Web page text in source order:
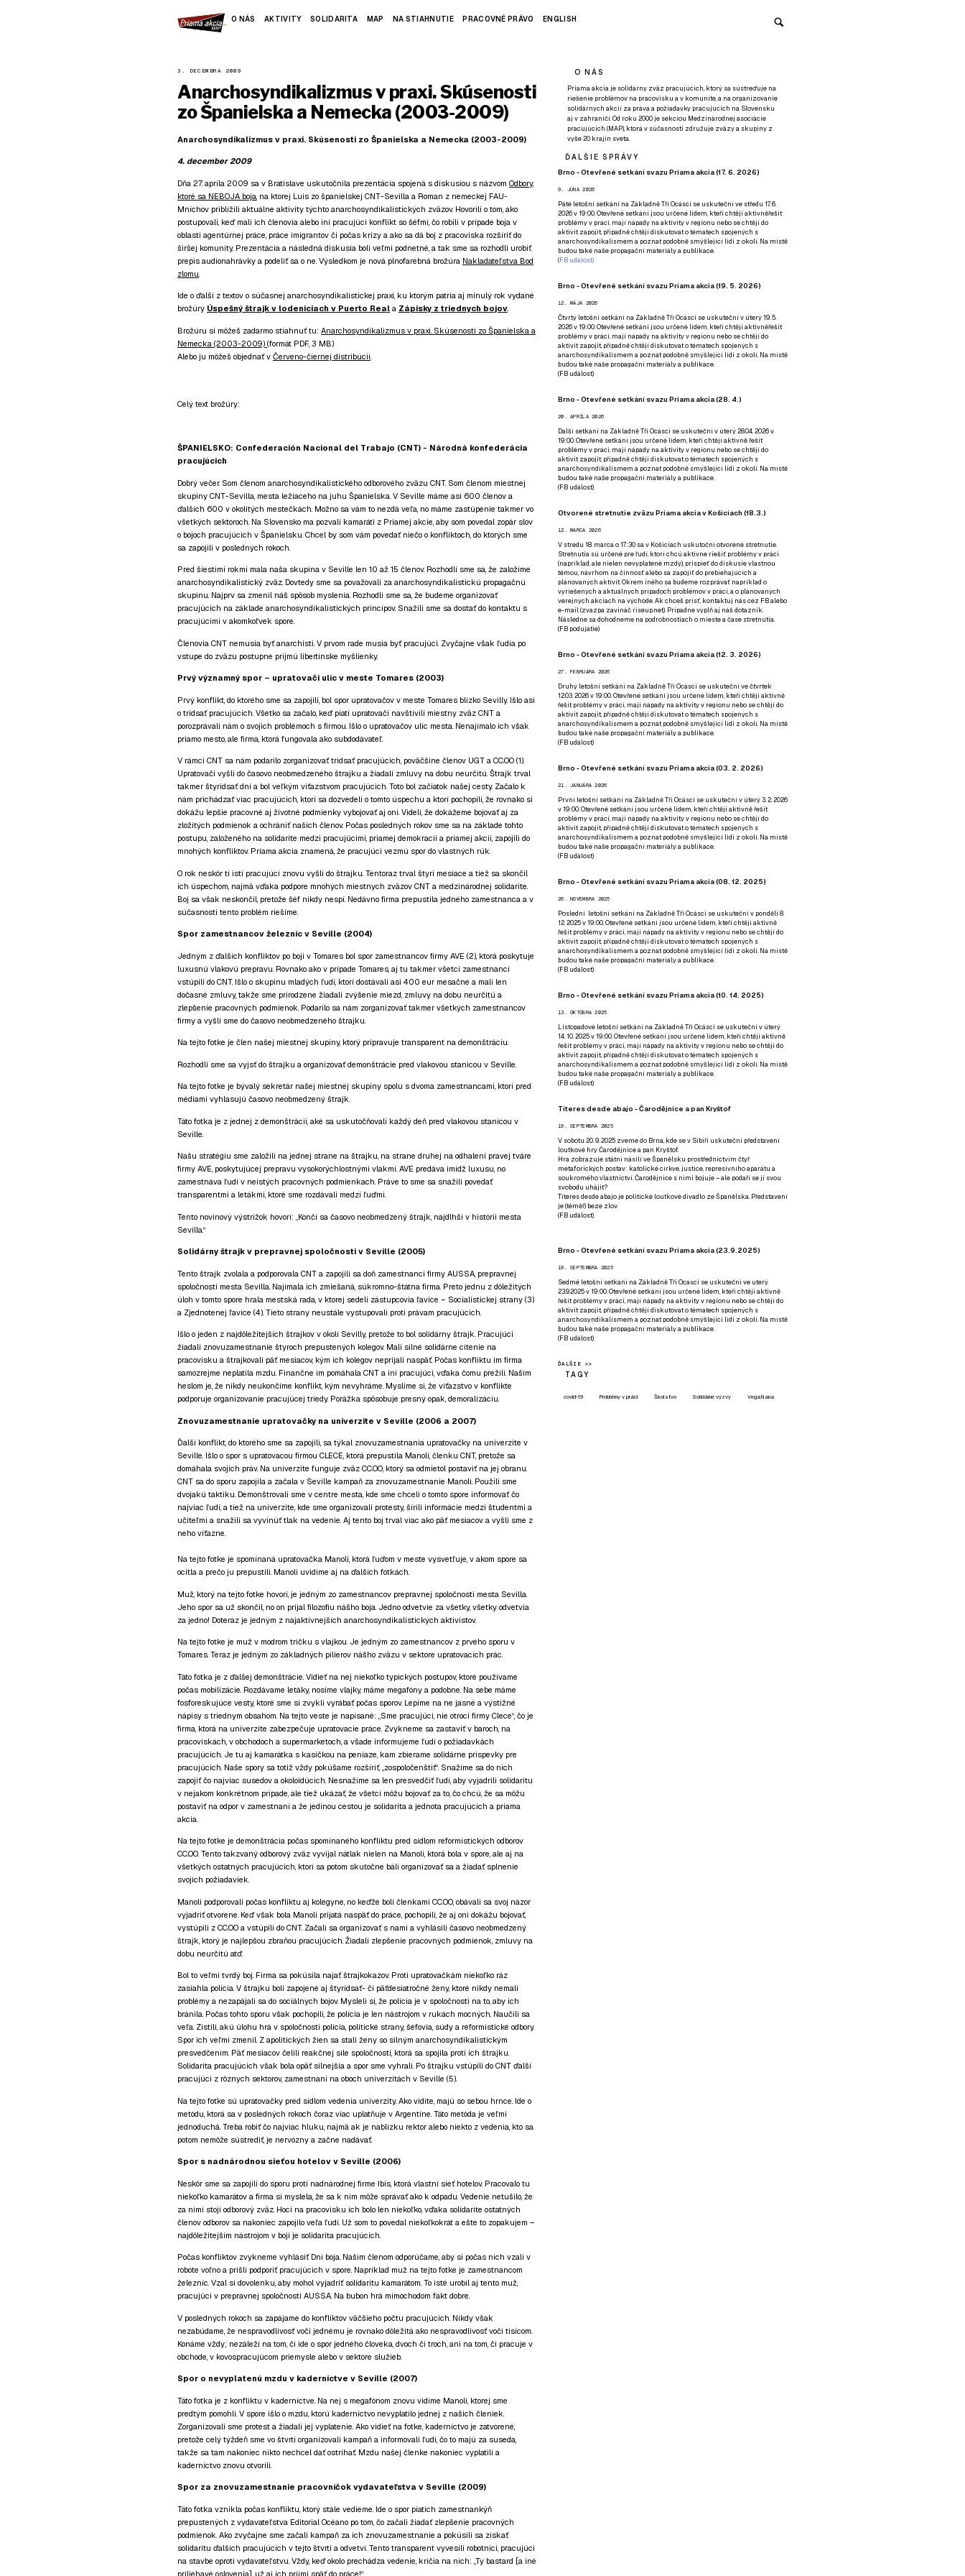
O NÁS AKTIVITY SOLIDARITA MAP NA STIAHNUTIE PRACOVNÉ PRÁVO ENGLISH
3. DECEMBRA 2009
Anarchosyndikalizmus v praxi. Skúsenosti
zo Španielska a Nemecka (2003-2009)
Anarchosyndikalizmus v praxi. Skúsenosti zo Španielska a Nemecka (2003-2009)
4. december 2009
Dňa 27. apríla 2009 sa v Bratislave uskutočnila prezentácia spojená s diskusiou s názvom Odbory,
ktoré sa NEBOJA boja , na ktorej Luis zo španielskej CNT-Sevilla a Roman z nemeckej FAU-
Mníchov priblížili aktuálne aktivity týchto anarchosyndikalistických zväzov. Hovorili o tom, ako
postupovali, keď mali ich členovia alebo iní pracujúci konflikt so šéfmi, čo robili v prípade boja v
oblasti agentúrnej práce, práce imigrantov či počas krízy a ako sa dá boj z pracoviska rozšíriť do
širšej komunity. Prezentácia a následná diskusia boli veľmi podnetné, a tak sme sa rozhodli urobiť
prepis audionahrávky a podeliť sa o ne. Výsledkom je nová plnofarebná brožúra Nakladateľstva Bod
zlomu
Ide o ďalší z textov o súčasnej anarchosyndikalistickej praxi, ku ktorým patria aj minulý rok vydané
brožúry Úspešný štrajk v lodeniciach v Puerto Real a Zápisky z triednych bojov.
Brožúru si môžeš zadarmo stiahnuť tu: Anarchosyndikalizmus v praxi. Skúsenosti zo Španielska a
Nemecka (2003-2009) (formát PDF, 3 MB)
Alebo ju môžeš objednať v Červeno-čiernej distribúcii
Celý text brožúry:
ŠPANIELSKO: Confederación Nacional del Trabajo (CNT) - Národná konfederácia
pracujúcich
Dobrý večer. Som členom anarchosyndikalistického odborového zväzu CNT. Som členom miestnej
skupiny CNT-Sevilla, mesta ležiaceho na juhu Španielska. V Seville máme asi 600 členov a
ďalších 600 v okolitých mestečkách. Možno sa vám to nezdá veľa, no máme zastúpenie takmer vo
všetkých sektoroch. Na Slovensko ma pozvali kamaráti z Priamej akcie, aby som povedal zopár slov
o bojoch pracujúcich v Španielsku. Chcel by som vám povedať niečo o konfliktoch, do ktorých sme
sa zapojili v posledných rokoch.
Pred šiestimi rokmi mala naša skupina v Seville len 10 až 15 členov. Rozhodli sme sa, že založíme
anarchosyndikalistický zväz. Dovtedy sme sa považovali za anarchosyndikalistickú propagačnú
skupinu. Najprv sa zmenil náš spôsob myslenia. Rozhodli sme sa, že budeme organizovať
pracujúcich na základe anarchosyndikalistických princípov. Snažili sme sa dostať do kontaktu s
pracujúcimi v akomkoľvek spore.
Členovia CNT nemusia byť anarchisti. V prvom rade musia byť pracujúci. Zvyčajne však ľudia po
vstupe do zväzu postupne prijmú libertínske myšlienky.
Prvý významný spor – upratovači ulíc v meste Tomares (2003)
Prvý konflikt, do ktorého sme sa zapojili, bol spor upratovačov v meste Tomares blízko Sevilly. Išlo asi
o tridsať pracujúcich. Všetko sa začalo, keď piati upratovači navštívili miestny zväz CNT a
porozprávali nám o svojich problémoch s firmou. Išlo o upratovačov ulíc mesta. Nenajímalo ich však
priamo mesto, ale firma, ktorá fungovala ako subdodávateľ.
V rámci CNT sa nám podarilo zorganizovať tridsať pracujúcich, poväčšine členov UGT a CC.OO (1).
Upratovači vyšli do časovo neobmedzeného štrajku a žiadali zmluvy na dobu neurčitú. Štrajk trval
takmer štyridsať dní a bol veľkým víťazstvom pracujúcich. Toto bol začiatok našej cesty. Začalo k
nám prichádzať viac pracujúcich, ktorí sa dozvedeli o tomto úspechu a ktorí pochopili, že rovnako si
dokážu lepšie pracovné aj životné podmienky vybojovať aj oni. Videli, že dokážeme bojovať aj za
zložitých podmienok a ochrániť našich členov. Počas posledných rokov sme sa na základe tohto
postupu, založeného na solidarite medzi pracujúcimi, priamej demokracii a priamej akcii, zapojili do
mnohých konfliktov. Priama akcia znamená, že pracujúci vezmú spor do vlastných rúk.
O rok neskôr tí istí pracujúci znovu vyšli do štrajku. Tentoraz trval štyri mesiace a tiež sa skončil
ich úspechom, najmä vďaka podpore mnohých miestnych zväzov CNT a medzinárodnej solidarite.
Boj sa však neskončil, pretože šéf nikdy nespí. Nedávno firma prepustila jedného zamestnanca a v
súčasnosti tento problém riešime.
Spor zamestnancov železníc v Seville (2004)
Jedným z ďalších konfliktov po boji v Tomares bol spor zamestnancov firmy AVE (2), ktorá poskytuje
luxusnú vlakovú prepravu. Rovnako ako v prípade Tomares, aj tu takmer všetci zamestnanci
vstúpili do CNT. Išlo o skupinu mladých ľudí, ktorí dostávali asi 400 eur mesačne a mali len
dočasné zmluvy, takže sme prirodzene žiadali zvýšenie miezd, zmluvy na dobu neurčitú a
zlepšenie pracovných podmienok. Podarilo sa nám zorganizovať takmer všetkých zamestnancov
firmy a vyšli sme do časovo neobmedzeného štrajku.
Na tejto fotke je člen našej miestnej skupiny, ktorý pripravuje transparent na demonštráciu.
Rozhodli sme sa vyjsť do štrajku a organizovať demonštrácie pred vlakovou stanicou v Seville.
Na tejto fotke je bývalý sekretár našej miestnej skupiny spolu s dvoma zamestnancami, ktorí pred
médiami vyhlasujú časovo neobmedzený štrajk.
Táto fotka je z jednej z demonštrácií, aké sa uskutočňovali každý deň pred vlakovou stanicou v
Seville.
Našu stratégiu sme založili na jednej strane na štrajku, na strane druhej na odhalení pravej tváre
firmy AVE, poskytujúcej prepravu vysokorýchlostnými vlakmi. AVE predáva imidž luxusu, no
zamestnáva ľudí v neistých pracovných podmienkach. Práve to sme sa snažili povedať
transparentmi a letákmi, ktoré sme rozdávali medzi ľuďmi.
Tento novinový výstrižok hovorí: „Končí sa časovo neobmedzený štrajk, najdlhší v histórii mesta
Sevilla.“
Solidárny štrajk v prepravnej spoločnosti v Seville (2005)
Tento štrajk zvolala a podporovala CNT a zapojili sa doň zamestnanci firmy AUSSA, prepravnej
spoločnosti mesta Sevilla. Najímala ich zmiešaná, súkromno-štátna firma. Preto jednu z dôležitých
úloh v tomto spore hrala mestská rada, v ktorej sedeli zástupcovia ľavice – Socialistickej strany (3)
a Zjednotenej ľavice (4). Tieto strany neustále vystupovali proti právam pracujúcich.
Išlo o jeden z najdôležitejších štrajkov v okolí Sevilly, pretože to bol solidárny štrajk. Pracujúci
žiadali znovuzamestnanie štyroch prepustených kolegov. Mali silné solidárne cítenie na
pracovisku a štrajkovali päť mesiacov, kým ich kolegov neprijali naspäť. Počas konfliktu im firma
samozrejme neplatila mzdu. Finančne im pomáhala CNT a iní pracujúci, vďaka čomu prežili. Naším
heslom je, že nikdy neukončíme konflikt, kým nevyhráme. Myslíme si, že víťazstvo v konflikte
podporuje organizovanie pracujúcej triedy. Porážka spôsobuje presný opak, demoralizáciu.
Znovuzamestnanie upratovačky na univerzite v Seville (2006 a 2007)
Ďalší konflikt, do ktorého sme sa zapojili, sa týkal znovuzamestnania upratovačky na univerzite v
Seville. Išlo o spor s upratovacou firmou CLECE, ktorá prepustila Manoli, členku CNT, pretože sa
domáhala svojich práv. Na univerzite funguje zväz CC.OO, ktorý sa odmietol postaviť na jej obranu.
CNT sa do sporu zapojila a začala v Seville kampaň za znovuzamestnanie Manoli. Použili sme
dvojakú taktiku. Demonštrovali sme v centre mesta, kde sme chceli o tomto spore informovať čo
najviac ľudí, a tiež na univerzite, kde sme organizovali protesty, šírili informácie medzi študentmi a
učiteľmi a snažili sa vyvinúť tlak na vedenie. Aj tento boj trval viac ako päť mesiacov a vyšli sme z
neho víťazne.
Na tejto fotke je spomínaná upratovačka Manoli, ktorá ľuďom v meste vysvetľuje, v akom spore sa
ocitla a prečo ju prepustili. Manoli uvidíme aj na ďalších fotkách.
Muž, ktorý na tejto fotke hovorí, je jedným zo zamestnancov prepravnej spoločnosti mesta Sevilla.
Jeho spor sa už skončil, no on prijal filozofiu nášho boja. Jedno odvetvie za všetky, všetky odvetvia
za jedno! Doteraz je jedným z najaktívnejších anarchosyndikalistických aktivistov.
Na tejto fotke je muž v modrom tričku s vlajkou. Je jedným zo zamestnancov z prvého sporu v
Tomares. Teraz je jedným zo základných pilierov nášho zväzu v sektore upratovacích prác.
Táto fotka je z ďalšej demonštrácie. Vidieť na nej niekoľko typických postupov, ktoré používame
počas mobilizácie. Rozdávame letáky, nosíme vlajky, máme megafóny a podobne. Na sebe máme
fosforeskujúce vesty, ktoré sme si zvykli vyrábať počas sporov. Lepíme na ne jasné a výstižné
nápisy s triednym obsahom. Na tejto veste je napísané: „Sme pracujúci, nie otroci firmy Clece“, čo je
firma, ktorá na univerzite zabezpečuje upratovacie práce. Zvykneme sa zastaviť v baroch, na
pracoviskách, v obchodoch a supermarketoch, a všade informujeme ľudí o požiadavkách
pracujúcich. Je tu aj kamarátka s kasičkou na peniaze, kam zbierame solidárne príspevky pre
pracujúcich. Naše spory sa totiž vždy pokúšame rozšíriť, „zospoločenštiť“. Snažíme sa do nich
zapojiť čo najviac susedov a okoloidúcich. Nesnažíme sa len presvedčiť ľudí, aby vyjadrili solidaritu
v nejakom konkrétnom prípade, ale tiež ukázať, že všetci môžu bojovať za to, čo chcú, že sa môžu
postaviť na odpor v zamestnaní a že jedinou cestou je solidarita a jednota pracujúcich a priama
akcia.
Na tejto fotke je demonštrácia počas spomínaného konfliktu pred sídlom reformistických odborov
CC.OO. Tento takzvaný odborový zväz vyvíjal nátlak nielen na Manoli, ktorá bola v spore, ale aj na
všetkých ostatných pracujúcich, ktorí sa potom skutočne báli organizovať sa a žiadať splnenie
svojich požiadaviek.
Manoli podporovali počas konfliktu aj kolegyne, no keďže boli členkami CC.OO, obávali sa svoj názor
vyjadriť otvorene. Keď však bola Manoli prijatá naspäť do práce, pochopili, že aj oni dokážu bojovať,
vystúpili z CC.OO a vstúpili do CNT. Začali sa organizovať s nami a vyhlásili časovo neobmedzený
štrajk, ktorý je najlepšou zbraňou pracujúcich. Žiadali zlepšenie pracovných podmienok, zmluvy na
dobu neurčitú atď.
Bol to veľmi tvrdý boj. Firma sa pokúsila najať štrajkokazov. Proti upratovačkám niekoľko ráz
zasiahla polícia. V štrajku boli zapojené aj štyridsať- či päťdesiatročné ženy, ktoré nikdy nemali
problémy a nezapájali sa do sociálnych bojov. Mysleli si, že polícia je v spoločnosti na to, aby ich
bránila. Počas tohto sporu však pochopili, že polícia je len nástrojom v rukách mocných. Naučili sa
veľa. Zistili, akú úlohu hrá v spoločnosti polícia, politické strany, šéfovia, súdy a reformistické odbory.
Spor ich veľmi zmenil. Z apolitických žien sa stali ženy so silným anarchosyndikalistickým
presvedčením. Päť mesiacov čelili reakčnej sile spoločnosti, ktorá sa spojila proti ich štrajku.
Solidarita pracujúcich však bola opäť silnejšia a spor sme vyhrali. Po štrajku vstúpili do CNT ďalší
pracujúci z rôznych sektorov, zamestnaní na oboch univerzitách v Seville (5).
Na tejto fotke sú upratovačky pred sídlom vedenia univerzity. Ako vidíte, majú so sebou hrnce. Ide o
metódu, ktorá sa v posledných rokoch čoraz viac uplatňuje v Argentíne. Táto metóda je veľmi
jednoduchá. Treba robiť čo najviac hluku, najmä ak je nablízku rektor alebo niekto z vedenia, kto sa
potom nemôže sústrediť, je nervózny a začne nadávať.
Spor s nadnárodnou sieťou hotelov v Seville (2006)
Neskôr sme sa zapojili do sporu proti nadnárodnej firme Ibis, ktorá vlastní sieť hotelov. Pracovalo tu
niekoľko kamarátov a firma si myslela, že sa k nim môže správať ako k odpadu. Vedenie netušilo, že
za nimi stojí odborový zväz. Hoci na pracovisku ich bolo len niekoľko, vďaka solidarite ostatných
členov odborov sa nakoniec zapojilo veľa ľudí. Už som to povedal niekoľkokrát a ešte to zopakujem –
najdôležitejším nástrojom v boji je solidarita pracujúcich.
Počas konfliktov zvykneme vyhlásiť Dni boja. Našim členom odporúčame, aby si počas nich vzali v
robote voľno a prišli podporiť pracujúcich v spore. Napríklad muž na tejto fotke je zamestnancom
železníc. Vzal si dovolenku, aby mohol vyjadriť solidaritu kamarátom. To isté urobil aj tento muž,
pracujúci v prepravnej spoločnosti AUSSA. Na bubon hrá mimochodom fakt dobre.
V posledných rokoch sa zapájame do konfliktov väčšieho počtu pracujúcich. Nikdy však
nezabúdame, že nespravodlivosť voči jednému je rovnako dôležitá ako nespravodlivosť voči tisícom.
Konáme vždy; nezáleží na tom, či ide o spor jedného človeka, dvoch či troch, ani na tom, či pracuje v
obchode, v kovospracujúcom priemysle alebo v sektore služieb.
Spor o nevyplatenú mzdu v kaderníctve v Seville (2007)
Táto fotka je z konfliktu v kaderníctve. Na nej s megafónom znovu vidíme Manoli, ktorej sme
predtým pomohli. V spore išlo o mzdu, ktorú kaderníctvo nevyplatilo jednej z našich členiek.
Zorganizovali sme protest a žiadali jej vyplatenie. Ako vidieť na fotke, kaderníctvo je zatvorené,
pretože celý týždeň sme vo štvrti organizovali kampaň a informovali ľudí, čo to majú za suseda,
takže sa tam nakoniec nikto nechcel dať ostrihať. Mzdu našej členke nakoniec vyplatili a
kaderníctvo znovu otvorili.
Spor za znovuzamestnanie pracovníčok vydavateľstva v Seville (2009)
Táto fotka vznikla počas konfliktu, ktorý stále vedieme. Ide o spor piatich zamestnankýň
prepustených z vydavateľstva Editorial Océano po tom, čo začali žiadať zlepšenie pracovných
podmienok. Ako zvyčajne sme začali kampaň za ich znovuzamestnanie a pokúsili sa získať
solidaritu ďalších pracujúcich v tejto štvrti a odvetví. Tento transparent vyvesili robotníci, pracujúci
na stavbe oproti vydavateľstvu. Vždy, keď okolo prechádza vedenie, kričia na nich: „Ty bastard [a iné
priliehavé oslovenia], už aj ich prijmi späť do práce!“
O NÁS
Priama akcia je solidárny zväz pracujúcich, ktorý sa sústreďuje na
riešenie problémov na pracovisku a v komunite, a na organizovanie
solidárnych akcií za práva a požiadavky pracujúcich na Slovensku
aj v zahraničí. Od roku 2000 je sekciou Medzinárodnej asociácie
pracujúcich (MAP), ktorá v súčasnosti združuje zväzy a skupiny z
vyše 20 krajín sveta.
ĎALŠIE SPRÁVY
Brno - Otevřené setkání svazu Priama akcia (17. 6. 2026)
9. JÚNA 2026
Páté letošní setkání na Základně Tři Ocásci se uskuteční ve středu 17. 6.
2026 v 19:00. Otevřené setkání jsou určené lidem, kteří chtějí aktivněřešit
problémy v práci, mají nápady na aktivity v regionu nebo se chtějí do
aktivit zapojit, případně chtějí diskutovat o tématech spojených s
anarchosyndikalismem a poznat podobně smýšlející lidi z okolí. Na místě
budou také naše propagační materiály a publikace.
(FB událost)
Brno - Otevřené setkání svazu Priama akcia (19. 5. 2026)
12. MÁJA 2026
Čtvrtý letošní setkání na Základně Tři Ocásci se uskuteční v úterý 19. 5.
2026 v 19:00. Otevřené setkání jsou určené lidem, kteří chtějí aktivněřešit
problémy v práci, mají nápady na aktivity v regionu nebo se chtějí do
aktivit zapojit, případně chtějí diskutovat o tématech spojených s
anarchosyndikalismem a poznat podobně smýšlející lidi z okolí. Na místě
budou také naše propagační materiály a publikace.
(FB událost)
Brno - Otevřené setkání svazu Priama akcia (28. 4.)
20. APRÍLA 2026
Další setkání na Základně Tři Ocásci se uskuteční v úterý 28.04. 2026 v
19:00. Otevřené setkání jsou určené lidem, kteří chtějí aktivně řešit
problémy v práci, mají nápady na aktivity v regionu nebo se chtějí do
aktivit zapojit, případně chtějí diskutovat o tématech spojených s
anarchosyndikalismem a poznat podobně smýšlející lidi z okolí. Na místě
budou také naše propagační materiály a publikace.
(FB událost)
Otvorené stretnutie zväzu Priama akcia v Košiciach (18.3.)
12. MARCA 2026
V stredu 18. marca o 17:30 sa v Košiciach uskutoční otvorené stretnutie.
Stretnutia sú určené pre ľudí, ktorí chcú aktívne riešiť problémy v práci
(napríklad, ale nielen nevyplatené mzdy), prispieť do diskusie vlastnou
témou, návrhom na činnosť alebo sa zapojiť do prebiehajúcich a
plánovaných aktivít. Okrem iného sa budeme rozprávať napríklad o
vyriešených a aktuálnych prípadoch problémov v práci, a o plánovaných
verejných akciach na východe. Ak chceš prísť, kontaktuj nás cez FBalebo
e-mail (zvazpa zavináč riseup.net). Prípadnevyplň aj náš dotazník.
Následne sa dohodneme na podrobnostiach o mieste a čase stretnutia.
(FB podujatie)
Brno - Otevřené setkání svazu Priama akcia (12. 3. 2026)
27. FEBRUÁRA 2026
Druhý letošní setkání na Základně Tři Ocásci se uskuteční ve čtvrtek
12.03. 2026 v 19:00. Otevřené setkání jsou určené lidem, kteří chtějí aktivně
řešit problémy v práci, mají nápady na aktivity v regionu nebo se chtějí do
aktivit zapojit, případně chtějí diskutovat o tématech spojených s
anarchosyndikalismem a poznat podobně smýšlející lidi z okolí. Na místě
budou také naše propagační materiály a publikace.
(FB událost)
Brno - Otevřené setkání svazu Priama akcia (03. 2. 2026)
21. JANUÁRA 2026
První letošní setkání na Základně Tři Ocásci se uskuteční v úterý 3. 2. 2026
v 19:00. Otevřené setkání jsou určené lidem, kteří chtějí aktivně řešit
problémy v práci, mají nápady na aktivity v regionu nebo se chtějí do
aktivit zapojit, případně chtějí diskutovat o tématech spojených s
anarchosyndikalismem a poznat podobně smýšlející lidi z okolí. Na místě
budou také naše propagační materiály a publikace.
(FB událost)
Brno - Otevřené setkání svazu Priama akcia (08. 12. 2025)
26. NOVEMBRA 2025
Poslední letošní setkání na Základně Tři Ocásci se uskuteční v ponděli 8.
12. 2025 v 19:00. Otevřené setkání jsou určené lidem, kteří chtějí aktivně
řešit problémy v práci, mají nápady na aktivity v regionu nebo se chtějí do
aktivit zapojit, případně chtějí diskutovat o tématech spojených s
anarchosyndikalismem a poznat podobně smýšlející lidi z okolí. Na místě
budou také naše propagační materiály a publikace.
(FB událost)
Brno - Otevřené setkání svazu Priama akcia (10. 14. 2025)
13. OKTÓBRA 2025
Listopadové letošní setkání na Základně Tři Ocásci se uskuteční v úterý
14. 10. 2025 v 19:00. Otevřené setkání jsou určené lidem, kteří chtějí aktivně
řešit problémy v práci, mají nápady na aktivity v regionu nebo se chtějí do
aktivit zapojit, případně chtějí diskutovat o tématech spojených s
anarchosyndikalismem a poznat podobně smýšlející lidi z okolí. Na místě
budou také naše propagační materiály a publikace.
(FB událost)
Títeres desde abajo - Čarodějnice a pan Kryštof
19. SEPTEMBRA 2025
V sobotu 20. 9. 2025 zveme do Brna, kde se v Sibiři uskuteční představení
loutkové hry Čarodějnice a pan Kryštof.
Hra zobrazuje státní násilí ve Španělsku prostřednictvím čtyř
metaforických postav: katolické církve, justice, represivního aparátu a
soukromého vlastnictví. Čarodějnice s nimi bojuje – ale podaří se jí svou
svobodu uhájit?
Títeres desde abajo je politické loutkové divadlo ze Španělska. Představení
je (téměř) beze zlov.
(FB událost)
Brno - Otevřené setkání svazu Priama akcia (23.9.2025)
19. SEPTEMBRA 2025
Sedmé letošní setkání na Základně Tři Ocásci se uskuteční ve uterý
23.9.2025 v 19:00. Otevřené setkání jsou určené lidem, kteří chtějí aktivně
řešit problémy v práci, mají nápady na aktivity v regionu nebo se chtějí do
aktivit zapojit, případně chtějí diskutovat o tématech spojených s
anarchosyndikalismem a poznat podobně smýšlející lidi z okolí. Na místě
budou také naše propagační materiály a publikace.
(FB událost)
ĎALŠIE >>
TAGY
covid-19 Problémy v práci Školstvo Solidárne výzvy VegaNana